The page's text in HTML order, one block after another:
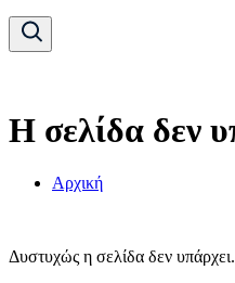
Η σελίδα δεν
Αρχική
Δυστυχώς η σελίδα δεν υπάρχει.